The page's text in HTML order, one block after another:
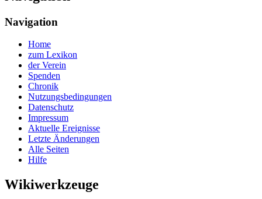
Navigation
Home
zum Lexikon
der Verein
Spenden
Chronik
Nutzungsbedingungen
Datenschutz
Impressum
Aktuelle Ereignisse
Letzte Änderungen
Alle Seiten
Hilfe
Wikiwerkzeuge